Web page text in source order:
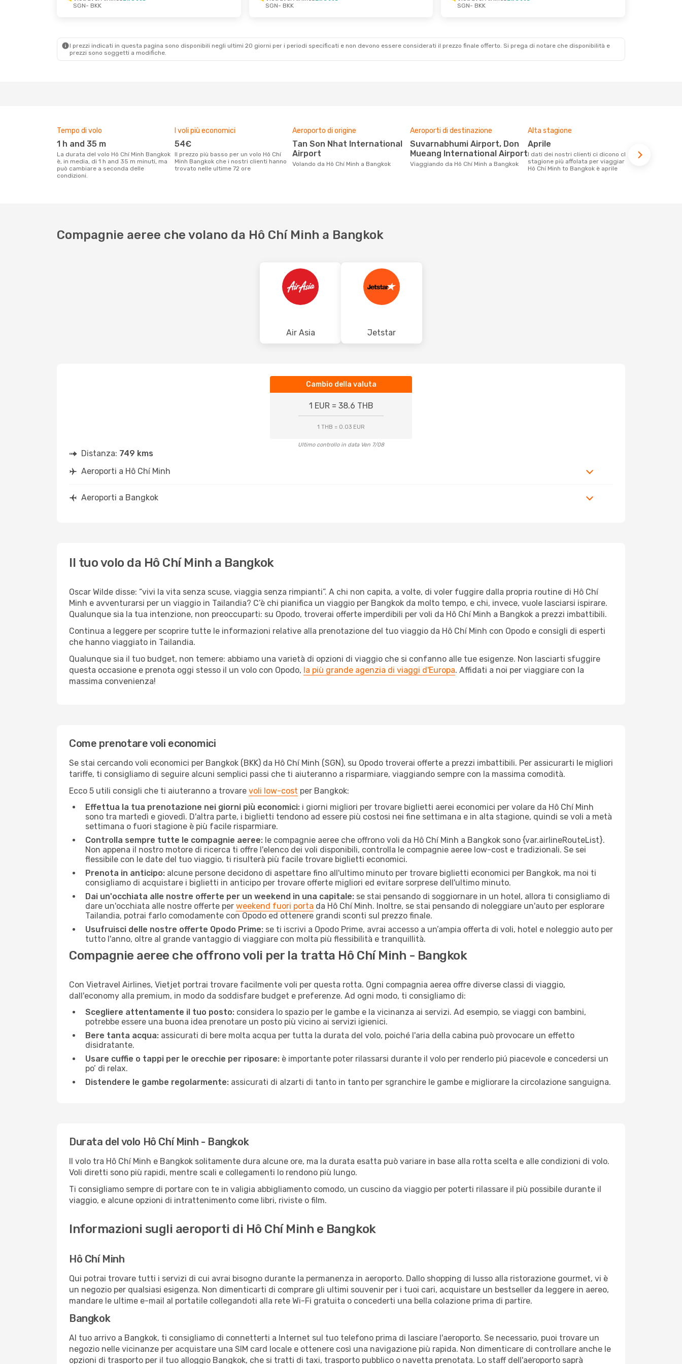
- Mer 7 Ott
BKK
- SGN
SGN- BKK
SGN- BKK
SGN- BKK
I prezzi indicati in questa pagina sono disponibili negli ultimi 20 giorni per i periodi specificati e non devono essere considerati il ​​prezzo finale offerto. Si prega di notare che disponibilità e
prezzi sono soggetti a modifiche.
Tempo di volo
1 h and 35 m
La durata del volo Hô Chí Minh Bangkok
è, in media, di 1 h and 35 m minuti, ma
può cambiare a seconda delle
condizioni.
I voli più economici
54€
Il prezzo più basso per un volo Hô Chí
Minh Bangkok che i nostri clienti hanno
trovato nelle ultime 72 ore
Aeroporto di origine
Tan Son Nhat International
Airport
Volando da Hô Chí Minh a Bangkok
Aeroporti di destinazione
Suvarnabhumi Airport, Don
Mueang International Airport
Viaggiando da Hô Chí Minh a Bangkok
Alta stagione
aprile
I dati dei nostri clienti ci dicono che la
stagione più affolata per viaggiare da
Hô Chí Minh to Bangkok è aprile
Compagnie aeree che volano da Hô Chí Minh a Bangkok
Air Asia Jetstar
Cambio della valuta
1 EUR = 38.6 THB
1 THB = 0.03 EUR
Ultimo controllo in data Ven 7/08
Distanza: 749 kms
Aeroporti a Hô Chí Minh
Aeroporti a Bangkok
Il tuo volo da Hô Chí Minh a Bangkok
Oscar Wilde disse: “vivi la vita senza scuse, viaggia senza rimpianti”. A chi non capita, a volte, di voler fuggire dalla propria routine di Hô Chí
Minh e avventurarsi per un viaggio in Tailandia? C’è chi pianifica un viaggio per Bangkok da molto tempo, e chi, invece, vuole lasciarsi ispirare.
Qualunque sia la tua intenzione, non preoccuparti: su Opodo, troverai offerte imperdibili per voli da Hô Chí Minh a Bangkok a prezzi imbattibili.
Continua a leggere per scoprire tutte le informazioni relative alla prenotazione del tuo viaggio da Hô Chí Minh con Opodo e consigli di esperti
che hanno viaggiato in Tailandia.
Qualunque sia il tuo budget, non temere: abbiamo una varietà di opzioni di viaggio che si confanno alle tue esigenze. Non lasciarti sfuggire
questa occasione e prenota oggi stesso il un volo con Opodo, la più grande agenzia di viaggi d'Europa. Affidati a noi per viaggiare con la
massima convenienza!
Come prenotare voli economici
Se stai cercando voli economici per Bangkok (BKK) da Hô Chí Minh (SGN), su Opodo troverai offerte a prezzi imbattibili. Per assicurarti le migliori
tariffe, ti consigliamo di seguire alcuni semplici passi che ti aiuteranno a risparmiare, viaggiando sempre con la massima comodità.
Ecco 5 utili consigli che ti aiuteranno a trovare voli low-cost per Bangkok:
Effettua la tua prenotazione nei giorni più economici: i giorni migliori per trovare biglietti aerei economici per volare da Hô Chí Minh
sono tra martedì e giovedì. D'altra parte, i biglietti tendono ad essere più costosi nei fine settimana e in alta stagione, quindi se voli a metà
settimana o fuori stagione è più facile risparmiare.
Controlla sempre tutte le compagnie aeree: le compagnie aeree che offrono voli da Hô Chí Minh a Bangkok sono {​var.airlineRouteList}.
Non appena il nostro motore di ricerca ti offre l'elenco dei voli disponibili, controlla le compagnie aeree low-cost e tradizionali. Se sei
flessibile con le date del tuo viaggio, ti risulterà più facile trovare biglietti economici.
Prenota in anticipo: alcune persone decidono di aspettare fino all'ultimo minuto per trovare biglietti economici per Bangkok, ma noi ti
consigliamo di acquistare i biglietti in anticipo per trovare offerte migliori ed evitare sorprese dell'ultimo minuto.
Dai un'occhiata alle nostre offerte per un weekend in una capitale: se stai pensando di soggiornare in un hotel, allora ti consigliamo di
dare un'occhiata alle nostre offerte per weekend fuori porta da Hô Chí Minh. Inoltre, se stai pensando di noleggiare un'auto per esplorare
Tailandia, potrai farlo comodamente con Opodo ed ottenere grandi sconti sul prezzo finale.
Usufruisci delle nostre offerte Opodo Prime: se ti iscrivi a Opodo Prime, avrai accesso a un’ampia offerta di voli, hotel e noleggio auto per
tutto l'anno, oltre al grande vantaggio di viaggiare con molta più flessibilità e tranquillità.
Compagnie aeree che offrono voli per la tratta Hô Chí Minh - Bangkok
Con Vietravel Airlines, Vietjet portrai trovare facilmente voli per questa rotta. Ogni compagnia aerea offre diverse classi di viaggio,
dall'economy alla premium, in modo da soddisfare budget e preferenze. Ad ogni modo, ti consigliamo di:
Scegliere attentamente il tuo posto: considera lo spazio per le gambe e la vicinanza ai servizi. Ad esempio, se viaggi con bambini,
potrebbe essere una buona idea prenotare un posto più vicino ai servizi igienici.
Bere tanta acqua: assicurati di bere molta acqua per tutta la durata del volo, poiché l'aria della cabina può provocare un effetto
disidratante.
Usare cuffie o tappi per le orecchie per riposare: è importante poter rilassarsi durante il volo per renderlo piú piacevole e concedersi un
po’ di relax.
Distendere le gambe regolarmente: assicurati di alzarti di tanto in tanto per sgranchire le gambe e migliorare la circolazione sanguigna.
Durata del volo Hô Chí Minh - Bangkok
Il volo tra Hô Chí Minh e Bangkok solitamente dura alcune ore, ma la durata esatta può variare in base alla rotta scelta e alle condizioni di volo.
Voli diretti sono più rapidi, mentre scali e collegamenti lo rendono più lungo.
Ti consigliamo sempre di portare con te in valigia abbigliamento comodo, un cuscino da viaggio per poterti rilassare il più possibile durante il
viaggio, e alcune opzioni di intrattenimento come libri, riviste o film.
Informazioni sugli aeroporti di Hô Chí Minh e Bangkok
Hô Chí Minh
Qui potrai trovare tutti i servizi di cui avrai bisogno durante la permanenza in aeroporto. Dallo shopping di lusso alla ristorazione gourmet, vi è
un negozio per qualsiasi esigenza. Non dimenticarti di comprare gli ultimi souvenir per i tuoi cari, acquistare un bestseller da leggere in aereo,
mandare le ultime e-mail al portatile collegandoti alla rete Wi-Fi gratuita o concederti una bella colazione prima di partire.
Bangkok
Al tuo arrivo a Bangkok, ti consigliamo di connetterti a Internet sul tuo telefono prima di lasciare l'aeroporto. Se necessario, puoi trovare un
negozio nelle vicinanze per acquistare una SIM card locale e ottenere così una navigazione più rapida. Non dimenticare di controllare anche le
opzioni di trasporto per il tuo alloggio Bangkok, che si tratti di taxi, trasporto pubblico o navetta prenotata. Lo staff dell'aeroporto saprà